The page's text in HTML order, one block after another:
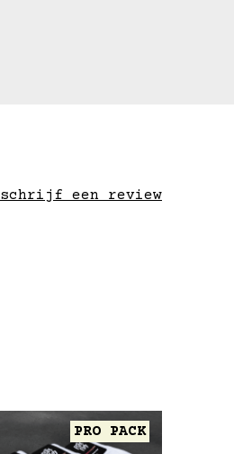
schrijf een review
PRO PACK